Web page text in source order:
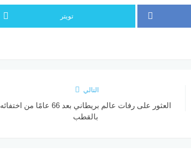
تويتر
التالي
العثور على رفات عالم بريطاني بعد 66 عامًا من اختفائه
بالقطب